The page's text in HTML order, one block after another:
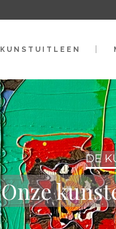
KUNSTUITLEEN
DE
Onze